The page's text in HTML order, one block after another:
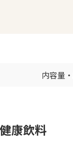
内容量
康飲料